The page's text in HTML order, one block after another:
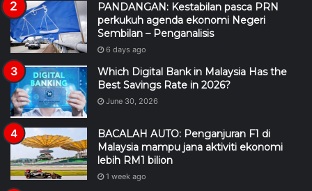
PANDANGAN: Kestabilan pasca PRN
perkukuh agenda ekonomi Negeri
Sembilan – Penganalisis
6 days ago
Which Digital Bank in Malaysia Has the
Best Savings Rate in 2026?
June 30, 2026
BACALAH AUTO: Penganjuran F1 di
Malaysia mampu jana aktiviti ekonomi
lebih RM1 bilion
1 week ago